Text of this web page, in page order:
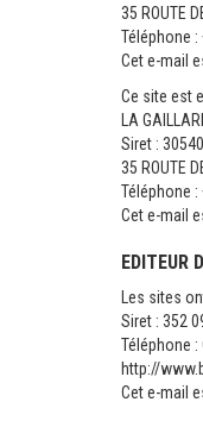
35 ROUTE
Téléphone :
Cet e-mail
Ce site est
LA
Siret :
35 ROUTE
Téléphone :
Cet e-mail
EDITEUR
Les sites
Siret : 352
Téléphone
http://
Cet e-mail